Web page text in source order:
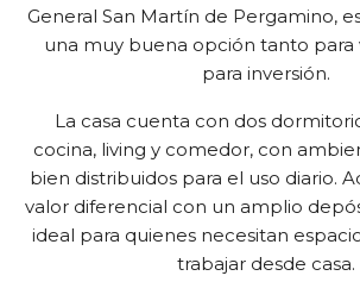
General San Martín de Pergamino,
una muy buena opción tanto para
para inversión.
La casa cuenta con dos
cocina, living y comedor, con
bien distribuidos para el uso diario.
valor diferencial con un amplio
ideal para quienes necesitan
trabajar desde casa.